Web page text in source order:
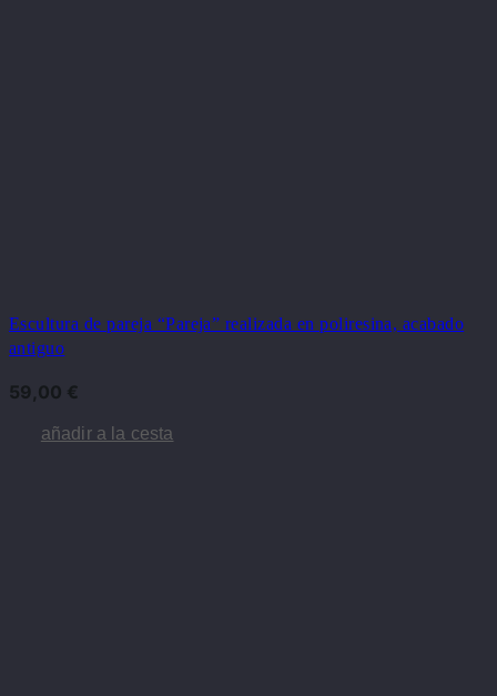
Escultura de pareja “Pareja” realizada en poliresina, acabado
antiguo
59,00 €
añadir a la cesta